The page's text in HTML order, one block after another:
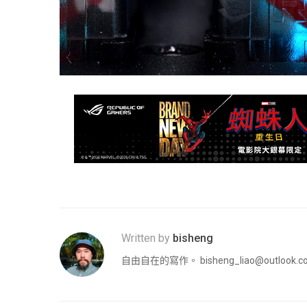
Written by bisheng
自由自在的寫作。